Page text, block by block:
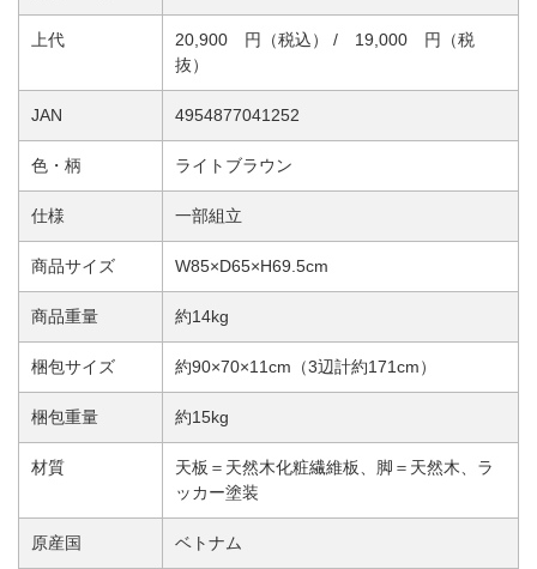
上代
20,900 円（税込） / 19,000 円（税
抜）
JAN 4954877041252
色・柄 ライトブラウン
仕様 一部組立
商品サイズ W85×D65×H69.5cm
商品重量 約14kg
梱包サイズ 約90×70×11cm（3辺計約171cm）
梱包重量 約15kg
材質
天板＝天然木化粧繊維板、脚＝天然木、ラ
ッカー塗装
原産国 ベトナム